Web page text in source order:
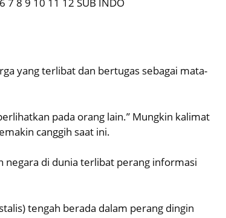
yang terlibat dan bertugas sebagai mata-
pada orang lain.” Mungkin kalimat
canggih saat ini.
di dunia terlibat perang informasi
tengah berada dalam perang dingin